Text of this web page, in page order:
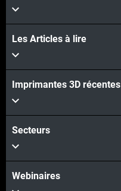
Voir plus
Voir plus
Les Articles à lire
Imprimantes 3D récentes
Secteurs
Webinaires